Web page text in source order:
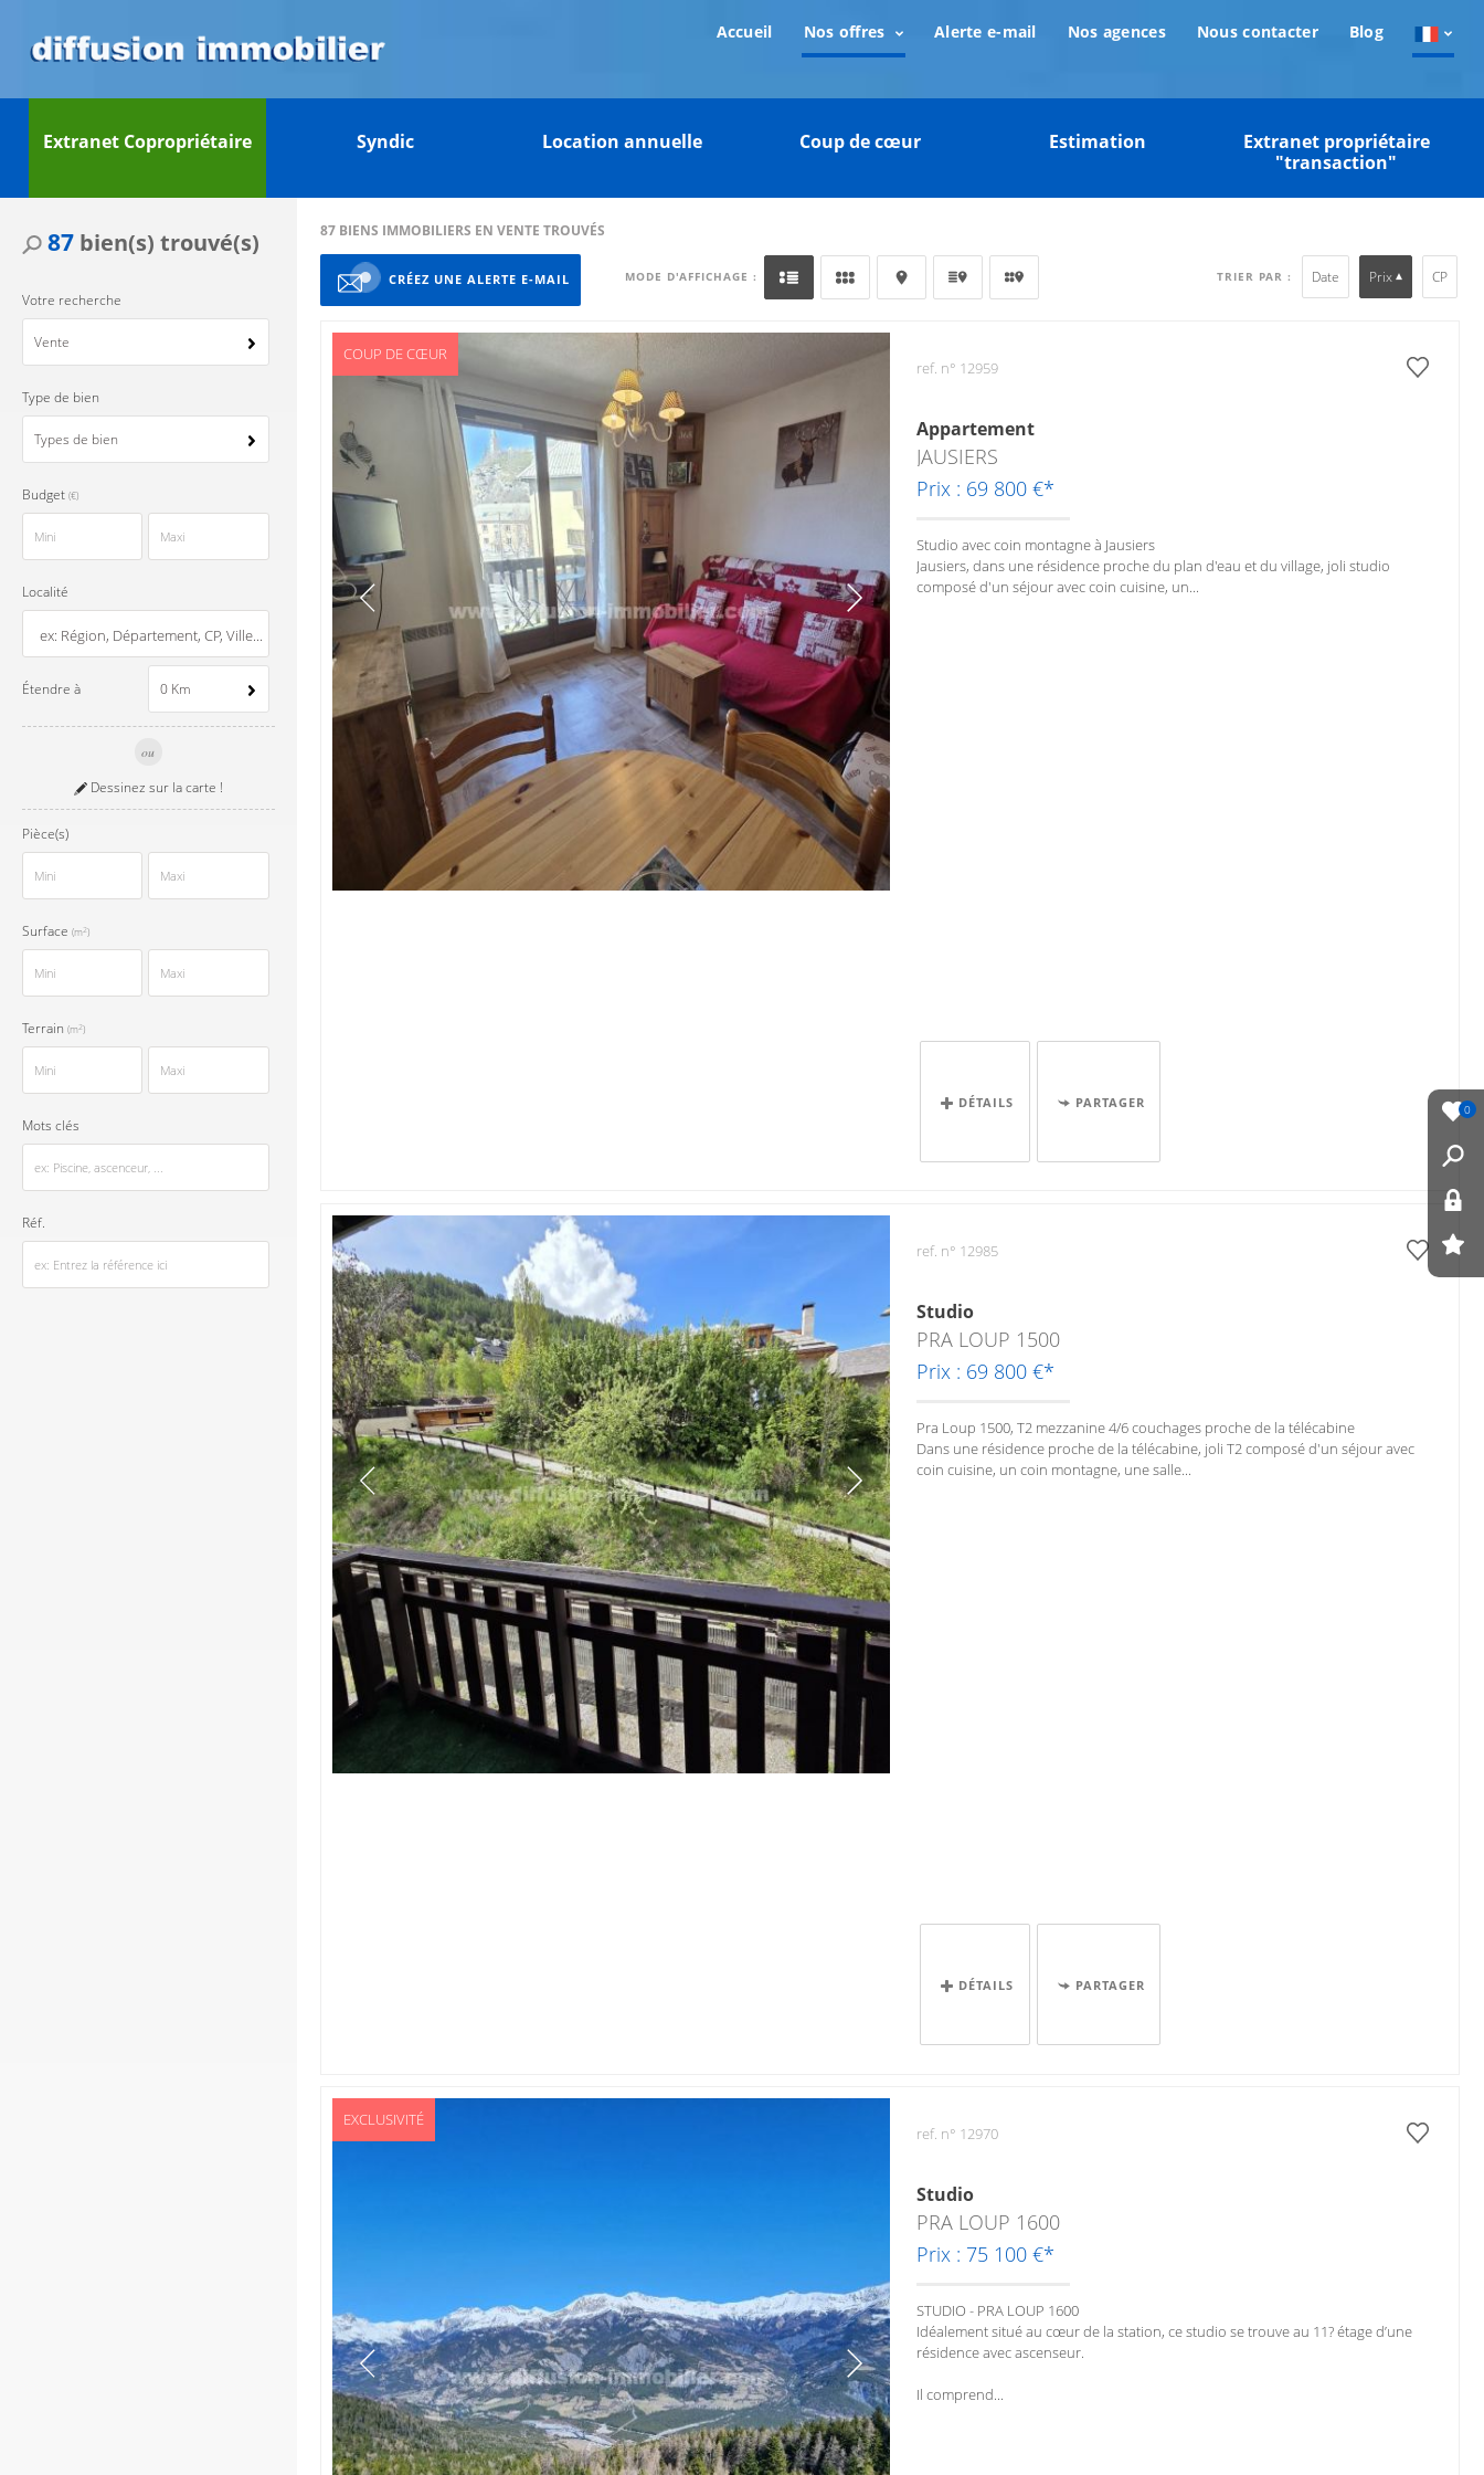
Accueil Nos offres Alerte e-mail Nos agences Nous contacter Blog
0
Extranet Copropriétaire Syndic Location annuelle Coup de cœur Estimation
Extranet propriétaire
"transaction"
87bien(s) trouvé(s)
Votre recherche
Vente
Type de bien
Types de bien
Budget (€)
Localité
Étendre à 0 Km
ou
Dessinez sur la carte !
Pièce(s)
Surface (m2)
Terrain (m2)
Mots clés
Réf.
87 BIENS IMMOBILIERS EN VENTE TROUVÉS
CRÉEZ UNE ALERTE E-MAIL MODE D'AFFICHAGE : TRIER PAR : Date Prix CP
COUP DE CŒUR
ref. n° 12959
Appartement
JAUSIERS
Prix : 69 800 €*
Studio avec coin montagne à Jausiers
Jausiers, dans une résidence proche du plan d'eau et du village, joli studio
composé d'un séjour avec coin cuisine, un...
DÉTAILS PARTAGER
ref. n° 12985
Studio
PRA LOUP 1500
Prix : 69 800 €*
Pra Loup 1500, T2 mezzanine 4/6 couchages proche de la télécabine
Dans une résidence proche de la télécabine, joli T2 composé d'un séjour avec
coin cuisine, un coin montagne, une salle...
DÉTAILS PARTAGER
EXCLUSIVITÉ
ref. n° 12970
Studio
PRA LOUP 1600
Prix : 75 100 €*
STUDIO - PRA LOUP 1600
Idéalement situé au cœur de la station, ce studio se trouve au 11? étage d’une
résidence avec ascenseur.
Il comprend...